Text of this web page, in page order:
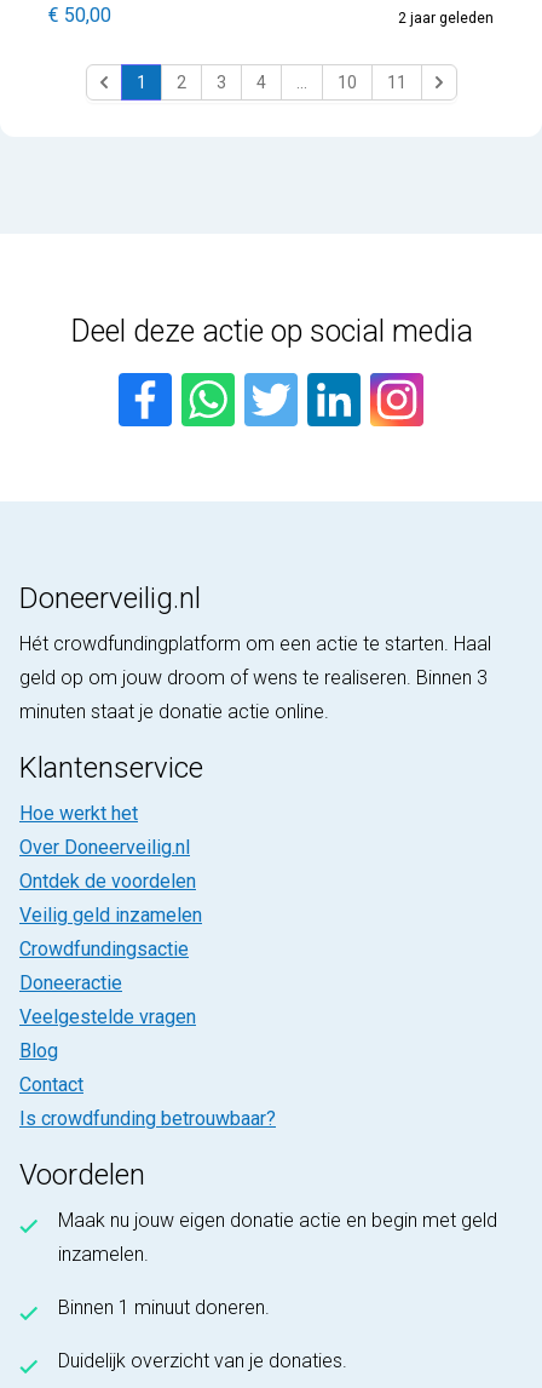
€ 50,00 2 jaar geleden
Previous
1 2 3 4 10 11
Next
Deel deze actie op social media
Doneerveilig.nl
Hét crowdfundingplatform om een actie te starten. Haal
geld op om jouw droom of wens te realiseren. Binnen 3
minuten staat je donatie actie online.
Klantenservice
Hoe werkt het
Over Doneerveilig.nl
Ontdek de voordelen
Veilig geld inzamelen
Crowdfundingsactie
Doneeractie
Veelgestelde vragen
Blog
Contact
Is crowdfunding betrouwbaar?
Voordelen
Maak nu jouw eigen donatie actie en begin met geld
inzamelen.
Binnen 1 minuut doneren.
Duidelijk overzicht van je donaties.